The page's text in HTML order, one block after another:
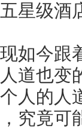
五星级酒
现如今跟
人道也变
个人的人
，究竟